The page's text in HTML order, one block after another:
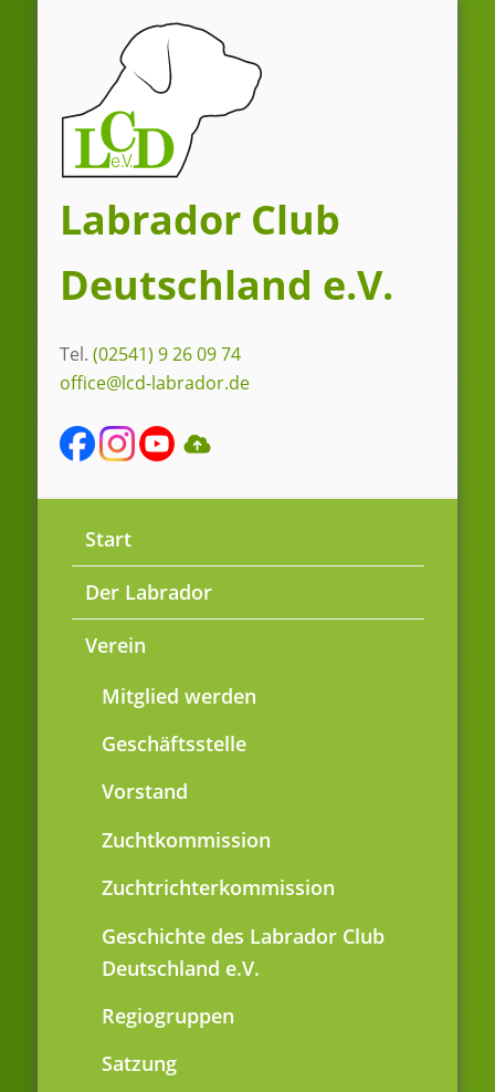
springen
Labrador Club
Deutschland e.V.
Tel. (02541) 9 26 09 74
office@lcd-labrador.de
Start
Der Labrador
Verein
Mitglied werden
Geschäftsstelle
Vorstand
Zuchtkommission
Zuchtrichterkommission
Geschichte des Labrador Club
Deutschland e.V.
Regiogruppen
Satzung